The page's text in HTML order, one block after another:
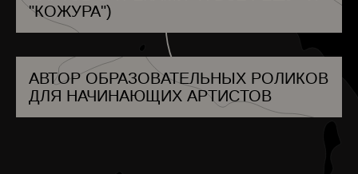
ХОРВАТИЯ
КУБА
КИПР
ЧЕШСКАЯ РЕСПУБЛИКА
ДАНИЯ
ДЖИБУТИ
ДОМИНИКА
ДОМИНИКАНСКАЯ РЕСПУБЛИКА
КНДР
"КОЖУРА")
АВТОР ОБРАЗОВАТЕЛЬНЫХ РОЛИКОВ
ДЛЯ НАЧИНАЮЩИХ АРТИСТОВ